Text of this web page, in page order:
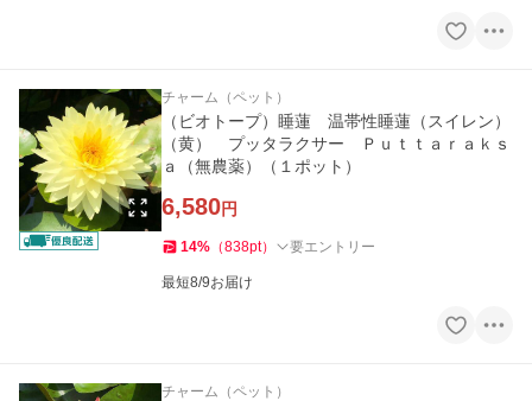
チャーム（ペット）
（ビオトープ）睡蓮 温帯性睡蓮（スイレン）
（黄） プッタラクサー Ｐｕｔｔａｒａｋｓ
ａ（無農薬）（１ポット）
6,580円
14% （838pt） 要エントリー
最短8/9お届け
チャーム（ペット）